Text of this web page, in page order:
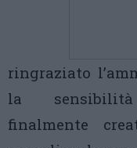
ringraziato
la
finalmente